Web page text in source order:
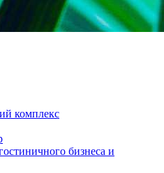
комплекс
бизнеса и